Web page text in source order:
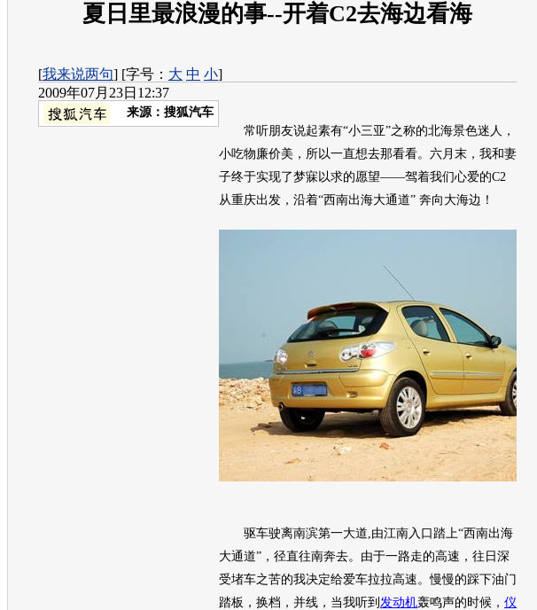
夏日里最浪漫的事--开着C2去海边看海
[我来说两句] [字号： 大 中 小]
2009年07月23日12:37
来源： 搜狐汽车
常听朋友说起素有“小三亚”之称的北海景色迷人，
小吃物廉价美，所以一直想去那看看。六月末，我和妻
子终于实现了梦寐以求的愿望——驾着我们心爱的C2
从重庆出发，沿着“西南出海大通道” 奔向大海边！
驱车驶离南滨第一大道,由江南入口踏上“西南出海
大通道”，径直往南奔去。由于一路走的高速，往日深
受堵车之苦的我决定给爱车拉拉高速。慢慢的踩下油门
踏板，换档，并线，当我听到 发动机轰鸣声的时候， 仪